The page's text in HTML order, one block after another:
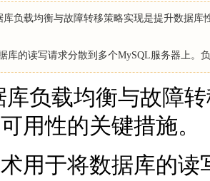
库负载均衡与故障转移策略实现是提升数据库
库的读写请求分散到多个MySQL服务器上。
库负载均衡与故障
用性的关键措施。
用于将数据库的